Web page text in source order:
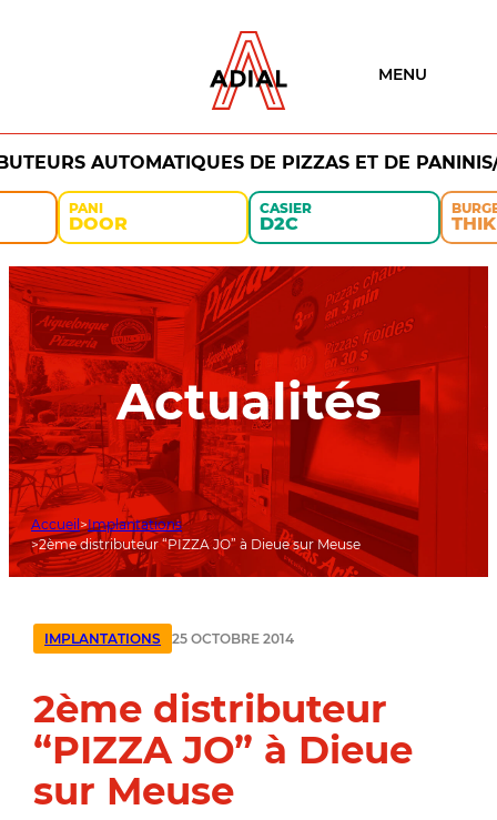
MENU
AUTOMATIQUES DE PIZZAS ET DE
PANI
DOOR
CASIER
D2C THIK
Actualités
Accueil
Implantations
2ème distributeur “PIZZA JO” à Dieue sur Meuse
IMPLANTATIONS 25 OCTOBRE 2014
2ème distributeur
“PIZZA JO” à Dieue
sur Meuse